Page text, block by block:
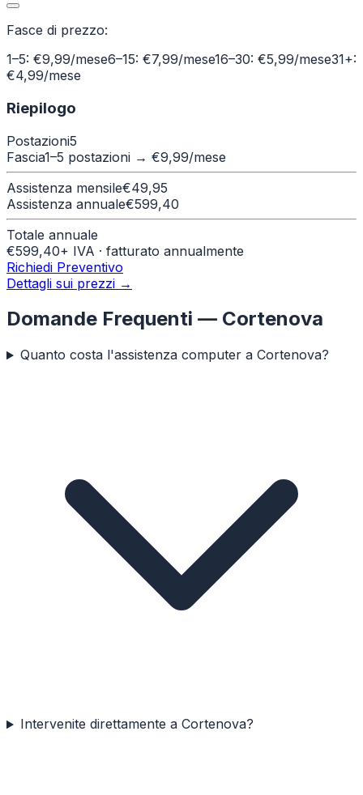
Fasce di prezzo:
1–5: €9,99/mese6–15: €7,99/mese16–30: €5,99/mese31+:
€4,99/mese
Riepilogo
Postazioni5
Fascia1–5 postazioni → €9,99/mese
Assistenza mensile€49,95
Assistenza annuale€599,40
Totale annuale
€599,40+ IVA · fatturato annualmente
Richiedi Preventivo
Dettagli sui prezzi →
Domande Frequenti — Cortenova
Quanto costa l'assistenza computer a Cortenova?
Intervenite direttamente a Cortenova?